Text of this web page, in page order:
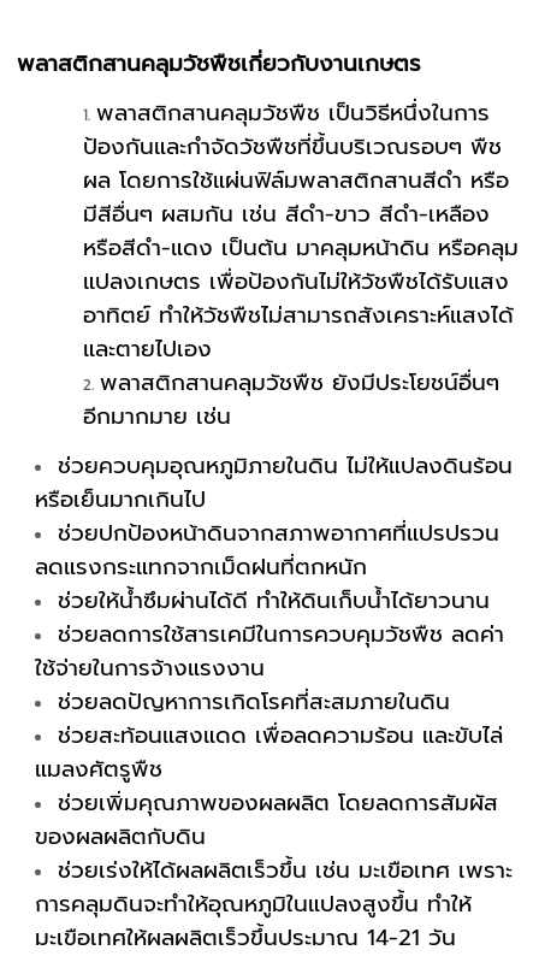
พลาสติกสานคลุมวัชพืชเกี่ยวกับงานเกษตร
พลาสติกสานคลุมวัชพืช เป็นวิธีหนึ่งในการ
ป้องกันและกำจัดวัชพืชที่ขึ้นบริเวณรอบๆ พืช
ผล โดยการใช้แผ่นฟิล์มพลาสติกสานสีดำ หรือ
มีสีอื่นๆ ผสมกัน เช่น สีดำ-ขาว สีดำ-เหลือง
หรือสีดำ-แดง เป็นต้น มาคลุมหน้าดิน หรือคลุม
แปลงเกษตร เพื่อป้องกันไม่ให้วัชพืชได้รับแสง
อาทิตย์ ทำให้วัชพืชไม่สามารถสังเคราะห์แสงได้
และตายไปเอง
พลาสติกสานคลุมวัชพืช ยังมีประโยชน์อื่นๆ
อีกมากมาย เช่น
ช่วยควบคุมอุณหภูมิภายในดิน ไม่ให้แปลงดินร้อน
หรือเย็นมากเกินไป
ช่วยปกป้องหน้าดินจากสภาพอากาศที่แปรปรวน
ลดแรงกระแทกจากเม็ดฝนที่ตกหนัก
ช่วยให้น้ำซึมผ่านได้ดี ทำให้ดินเก็บน้ำได้ยาวนาน
ช่วยลดการใช้สารเคมีในการควบคุมวัชพืช ลดค่า
ใช้จ่ายในการจ้างแรงงาน
ช่วยลดปัญหาการเกิดโรคที่สะสมภายในดิน
ช่วยสะท้อนแสงแดด เพื่อลดความร้อน และขับไล่
แมลงศัตรูพืช
ช่วยเพิ่มคุณภาพของผลผลิต โดยลดการสัมผัส
ของผลผลิตกับดิน
ช่วยเร่งให้ได้ผลผลิตเร็วขึ้น เช่น มะเขือเทศ เพราะ
การคลุมดินจะทำให้อุณหภูมิในแปลงสูงขึ้น ทำให้
มะเขือเทศให้ผลผลิตเร็วขึ้นประมาณ 14-21 วัน